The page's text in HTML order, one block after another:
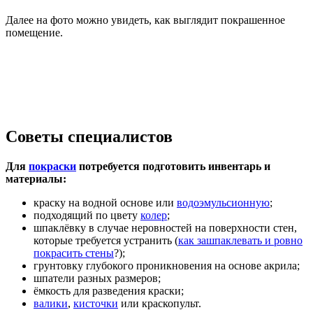
Далее на фото можно увидеть, как выглядит покрашенное
помещение.
Советы специалистов
Для покраски потребуется подготовить инвентарь и
материалы:
краску на водной основе или водоэмульсионную;
подходящий по цвету колер;
шпаклёвку в случае неровностей на поверхности стен,
которые требуется устранить (как зашпаклевать и ровно
покрасить стены?);
грунтовку глубокого проникновения на основе акрила;
шпатели разных размеров;
ёмкость для разведения краски;
валики, кисточки или краскопульт.